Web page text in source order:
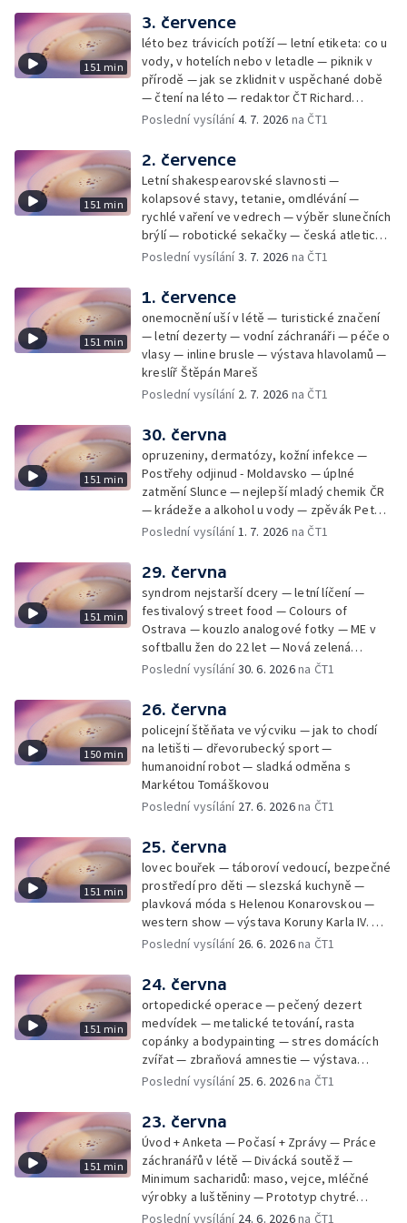
151 min
3. července
léto bez trávicích potíží — letní etiketa: co u
vody, v hotelích nebo v letadle — piknik v
přírodě — jak se zklidnit v uspěchané době
— čtení na léto — redaktor ČT Richard
Samko
Poslední vysílání4. 7. 2026 na ČT1
151 min
2. července
Letní shakespearovské slavnosti —
kolapsové stavy, tetanie, omdlévání —
rychlé vaření ve vedrech — výběr slunečních
brýlí — robotické sekačky — česká atletická
rekordmanka — psí seriál: výmarský
Poslední vysílání3. 7. 2026 na ČT1
151 min
1. července
onemocnění uší v létě — turistické značení
— letní dezerty — vodní záchranáři — péče o
vlasy — inline brusle — výstava hlavolamů —
kreslíř Štěpán Mareš
Poslední vysílání 2. 7. 2026 na ČT1
151 min
30. června
opruzeniny, dermatózy, kožní infekce —
Postřehy odjinud - Moldavsko — úplné
zatmění Slunce — nejlepší mladý chemik ČR
— krádeže a alkohol u vody — zpěvák Peter
Cmorik
Poslední vysílání1. 7. 2026 na ČT1
151 min
29. června
syndrom nejstarší dcery — letní líčení —
festivalový street food — Colours of
Ostrava — kouzlo analogové fotky — ME v
softballu žen do 22 let — Nová zelená
úsporám — Global Teacher Prize Czech
Poslední vysílání30. 6. 2026na ČT1
150 min
26. června
policejní štěňata ve výcviku — jak to chodí
na letišti — dřevorubecký sport —
humanoidní robot — sladká odměna s
Markétou Tomáškovou
Poslední vysílání 27. 6. 2026na ČT1
151 min
25. června
lovec bouřek — táboroví vedoucí, bezpečné
prostředí pro děti — slezská kuchyně —
plavková móda s Helenou Konarovskou —
western show — výstava Koruny Karla IV. —
mladý lezecký fenomén Josef Šindel
Poslední vysílání 26. 6. 2026na ČT1
151 min
24. června
ortopedické operace — pečený dezert
medvídek — metalické tetování, rasta
copánky a bodypainting — stres domácích
zvířat — zbraňová amnestie — výstava
mikrofotografií rostlin — fenomenální
Poslední vysílání 25. 6. 2026na ČT1
151 min
23. června
Úvod + Anketa — Počasí + Zprávy — Práce
záchranářů v létě — Divácká soutěž —
Minimum sacharidů: maso, vejce, mléčné
výrobky a luštěniny — Prototyp chytré
vložky do bot pro běžce — Anketa +
Poslední vysílání 24. 6. 2026na ČT1